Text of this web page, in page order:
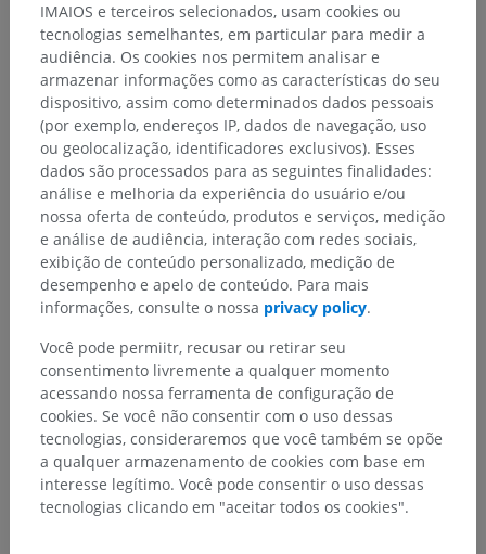
Hierarquia anatômica
IMAIOS e terceiros selecionados, usam cookies ou
tecnologias semelhantes, em particular para medir a
audiência. Os cookies nos permitem analisar e
armazenar informações como as características do seu
dispositivo, assim como determinados dados pessoais
(por exemplo, endereços IP, dados de navegação, uso
ou geolocalização, identificadores exclusivos). Esses
dados são processados para as seguintes finalidades:
análise e melhoria da experiência do usuário e/ou
nossa oferta de conteúdo, produtos e serviços, medição
e análise de audiência, interação com redes sociais,
exibição de conteúdo personalizado, medição de
desempenho e apelo de conteúdo. Para mais
informações, consulte o nossa privacy policy.
Você pode permiitr, recusar ou retirar seu
consentimento livremente a qualquer momento
acessando nossa ferramenta de configuração de
cookies. Se você não consentir com o uso dessas
tecnologias, consideraremos que você também se opõe
a qualquer armazenamento de cookies com base em
interesse legítimo. Você pode consentir o uso dessas
tecnologias clicando em "aceitar todos os cookies".